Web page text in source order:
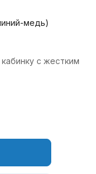
медь)
c жестким